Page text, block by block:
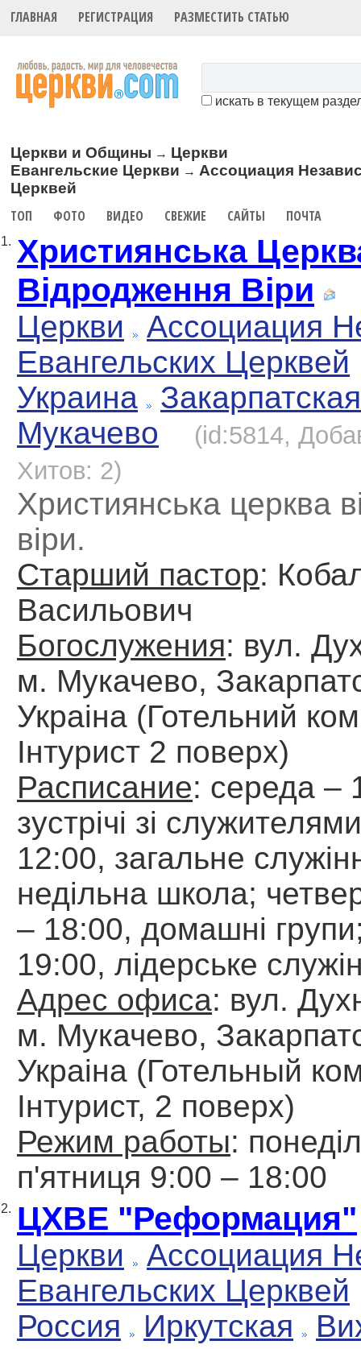
ГЛАВНАЯ РЕГИСТРАЦИЯ РАЗМЕСТИТЬ СТАТЬЮ
искать в текущем
Церкви и Общины → Церкви
Евангельские Церкви → Ассоциация
Церквей
ТОП ФОТО ВИДЕО СВЕЖИЕ САЙТЫ ПОЧТА
1. Християнська
Відродження Віри
Церкви
Ассоциация
Евангельских Церквей
Украина
Закарпатская
Мукачево
(id:5814,
Хитов: 2)
Християнська церква
віри.
Старший пастор:
Васильович
Богослужения: вул.
м. Мукачево,
Украіна (Готельний
Інтурист 2 поверх)
Расписание: середа –
зустрічі зі
12:00, загальне
недільна школа;
– 18:00, домашні
19:00, лідерське
Адрес офиса: вул.
м. Мукачево,
Украіна (Готельный
Інтурист, 2 поверх)
Режим работы:
п'ятниця 9:00 – 18:00
2. ЦХВЕ "Реформация"
Церкви
Ассоциация
Евангельских Церквей
Россия
Иркутская